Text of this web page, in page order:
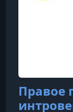
Правое